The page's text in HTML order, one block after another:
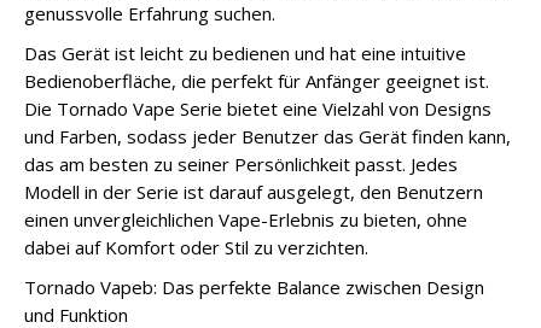
genussvolle Erfahrung suchen.
Das Gerät ist leicht zu bedienen und hat eine intuitive
Bedienoberfläche, die perfekt für Anfänger geeignet ist.
Die Tornado Vape Serie bietet eine Vielzahl von Designs
und Farben, sodass jeder Benutzer das Gerät finden kann,
das am besten zu seiner Persönlichkeit passt. Jedes
Modell in der Serie ist darauf ausgelegt, den Benutzern
einen unvergleichlichen Vape-Erlebnis zu bieten, ohne
dabei auf Komfort oder Stil zu verzichten.
Tornado Vapeb: Das perfekte Balance zwischen Design
und Funktion